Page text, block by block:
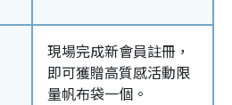
現場完成新會員註冊，
即可獲贈高質感活動限
量帆布袋一個。